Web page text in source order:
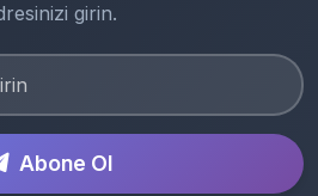
girin.
Abone Ol